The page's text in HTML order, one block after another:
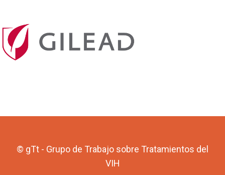
© gTt - Grupo de Trabajo sobre Tratamientos del
VIH